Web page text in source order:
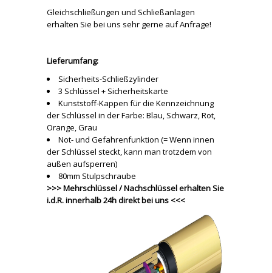
Gleichschließungen und Schließanlagen
erhalten Sie bei uns sehr gerne auf Anfrage!
Lieferumfang:
Sicherheits-Schließzylinder
3 Schlüssel + Sicherheitskarte
Kunststoff-Kappen für die Kennzeichnung
der Schlüssel in der Farbe: Blau, Schwarz, Rot,
Orange, Grau
Not- und Gefahrenfunktion (= Wenn innen
der Schlüssel steckt, kann man trotzdem von
außen aufsperren)
80mm Stulpschraube
>>> Mehrschlüssel / Nachschlüssel erhalten Sie
i.d.R. innerhalb 24h direkt bei uns <<<